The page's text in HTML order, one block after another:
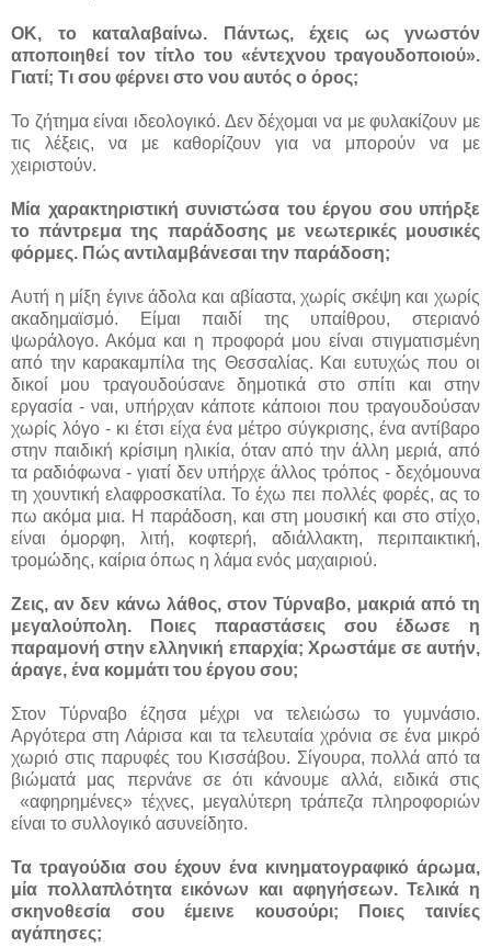
ΟΚ, το καταλαβαίνω. Πάντως, έχεις ως γνωστόν
αποποιηθεί τον τίτλο του «έντεχνου τραγουδοποιού».
Γιατί; Τι σου φέρνει στο νου αυτός ο όρος;
Το ζήτημα είναι ιδεολογικό. Δεν δέχομαι να με φυλακίζουν με
τις λέξεις, να με καθορίζουν για να μπορούν να με
χειριστούν.
Μία χαρακτηριστική συνιστώσα του έργου σου υπήρξε
το πάντρεμα της παράδοσης με νεωτερικές μουσικές
φόρμες. Πώς αντιλαμβάνεσαι την παράδοση;
Αυτή η μίξη έγινε άδολα και αβίαστα, χωρίς σκέψη και χωρίς
ακαδημαϊσμό. Είμαι παιδί της υπαίθρου, στεριανό
ψωράλογο. Ακόμα και η προφορά μου είναι στιγματισμένη
από την καρακαμπίλα της Θεσσαλίας. Και ευτυχώς που οι
δικοί μου τραγουδούσανε δημοτικά στο σπίτι και στην
εργασία - ναι, υπήρχαν κάποτε κάποιοι που τραγουδούσαν
χωρίς λόγο - κι έτσι είχα ένα μέτρο σύγκρισης, ένα αντίβαρο
στην παιδική κρίσιμη ηλικία, όταν από την άλλη μεριά, από
τα ραδιόφωνα - γιατί δεν υπήρχε άλλος τρόπος - δεχόμουνα
τη χουντική ελαφροσκατίλα. Το έχω πει πολλές φορές, ας το
πω ακόμα μια. Η παράδοση, και στη μουσική και στο στίχο,
είναι όμορφη, λιτή, κοφτερή, αδιάλλακτη, περιπαικτική,
τρομώδης, καίρια όπως η λάμα ενός μαχαιριού.
Ζεις, αν δεν κάνω λάθος, στον Τύρναβο, μακριά από τη
μεγαλούπολη. Ποιες παραστάσεις σου έδωσε η
παραμονή στην ελληνική επαρχία; Χρωστάμε σε αυτήν,
άραγε, ένα κομμάτι του έργου σου;
Στον Τύρναβο έζησα μέχρι να τελειώσω το γυμνάσιο.
Αργότερα στη Λάρισα και τα τελευταία χρόνια σε ένα μικρό
χωριό στις παρυφές του Κισσάβου. Σίγουρα, πολλά από τα
βιώματά μας περνάνε σε ότι κάνουμε αλλά, ειδικά στις
«αφηρημένες» τέχνες, μεγαλύτερη τράπεζα πληροφοριών
είναι το συλλογικό ασυνείδητο.
Τα τραγούδια σου έχουν ένα κινηματογραφικό άρωμα,
μία πολλαπλότητα εικόνων και αφηγήσεων. Τελικά η
σκηνοθεσία σου έμεινε κουσούρι; Ποιες ταινίες
αγάπησες;